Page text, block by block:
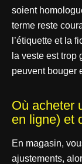
soient
terme reste
l’étiquette et la
la veste est trop
peuvent bouger
Où acheter
en ligne) et
En magasin,
ajustements,